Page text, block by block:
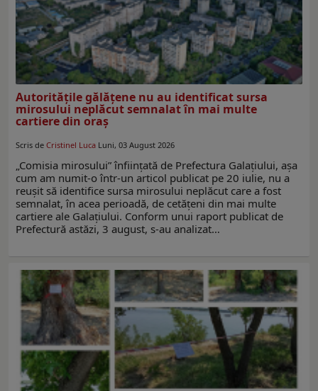
Autoritățile gălățene nu au identificat sursa
mirosului neplăcut semnalat în mai multe
cartiere din oraș
Scris de Cristinel Luca Luni, 03 August 2026
„Comisia mirosului” înființată de Prefectura Galațiului, așa
cum am numit-o într-un articol publicat pe 20 iulie, nu a
reușit să identifice sursa mirosului neplăcut care a fost
semnalat, în acea perioadă, de cetățeni din mai multe
cartiere ale Galațiului. Conform unui raport publicat de
Prefectură astăzi, 3 august, s-au analizat…